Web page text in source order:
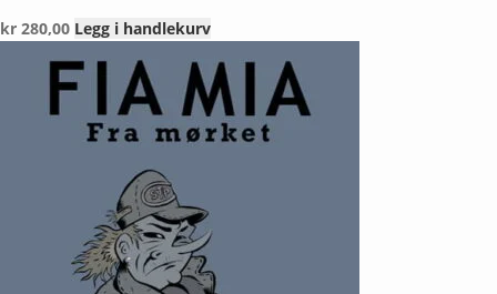
kr 280,00 Legg i handlekurv